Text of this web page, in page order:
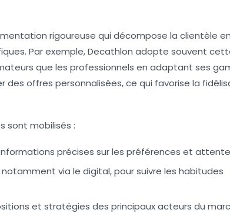
rigoureuse qui décompose la clientèle en
Par exemple, Decathlon adopte souvent
que les professionnels en adaptant ses
offres personnalisées, ce qui favorise la
sont mobilisés :
précises sur les préférences et
notamment via le digital, pour suivre les habitudes
et stratégies des principaux acteurs du